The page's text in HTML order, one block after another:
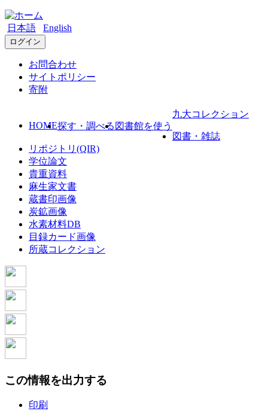
日本語 English
ログイン
お問合わせ
サイトポリシー
寄附
HOME探す・調べる 図書館を使う
九大コレクション
図書・雑誌
リポジトリ(QIR)
学位論文
貴重資料
麻生家文書
蔵書印画像
炭鉱画像
水素材料DB
目録カード画像
所蔵コレクション
この情報を出力する
印刷